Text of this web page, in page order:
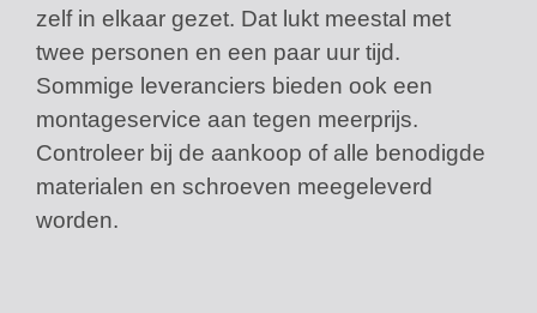
zelf in elkaar gezet. Dat lukt meestal met
twee personen en een paar uur tijd.
Sommige leveranciers bieden ook een
montageservice aan tegen meerprijs.
Controleer bij de aankoop of alle benodigde
materialen en schroeven meegeleverd
worden.